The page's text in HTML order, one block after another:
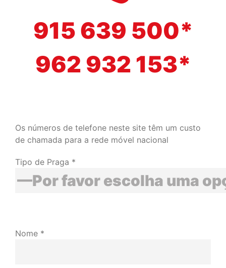
915 639 500*
962 932 153*
Os números de telefone neste site têm um custo
de chamada para a rede móvel nacional
Tipo de Praga *
Nome *